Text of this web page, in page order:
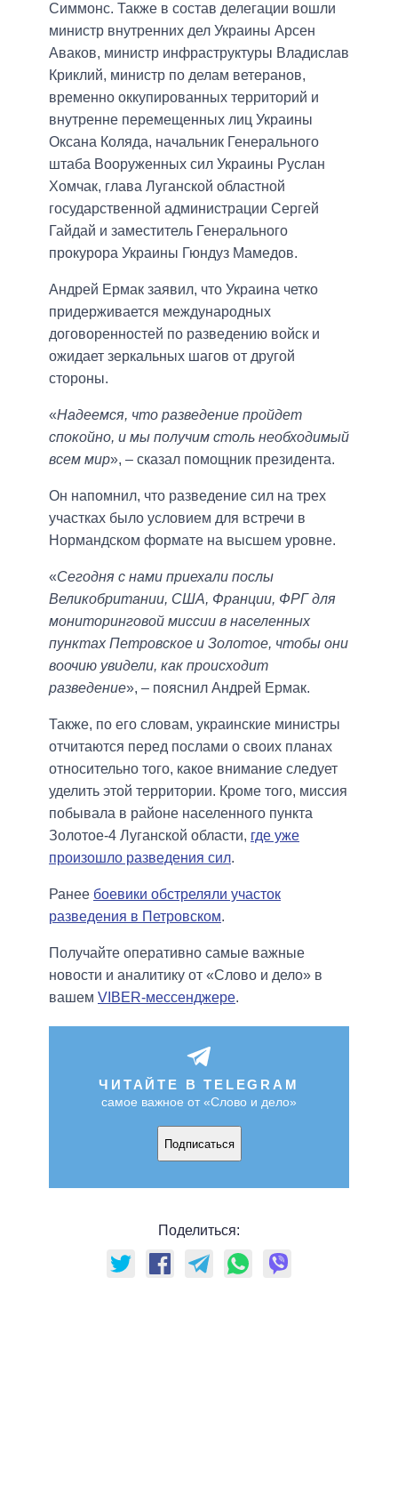
Симмонс. Также в состав делегации вошли
министр внутренних дел Украины Арсен
Аваков, министр инфраструктуры Владислав
Криклий, министр по делам ветеранов,
временно оккупированных территорий и
внутренне перемещенных лиц Украины
Оксана Коляда, начальник Генерального
штаба Вооруженных сил Украины Руслан
Хомчак, глава Луганской областной
государственной администрации Сергей
Гайдай и заместитель Генерального
прокурора Украины Гюндуз Мамедов.
Андрей Ермак заявил, что Украина четко
придерживается международных
договоренностей по разведению войск и
ожидает зеркальных шагов от другой
стороны.
«Надеемся, что разведение пройдет
спокойно, и мы получим столь необходимый
всем мир», – сказал помощник президента.
Он напомнил, что разведение сил на трех
участках было условием для встречи в
Нормандском формате на высшем уровне.
«Сегодня с нами приехали послы
Великобритании, США, Франции, ФРГ для
мониторинговой миссии в населенных
пунктах Петровское и Золотое, чтобы они
воочию увидели, как происходит
разведение», – пояснил Андрей Ермак.
Также, по его словам, украинские министры
отчитаются перед послами о своих планах
относительно того, какое внимание следует
уделить этой территории. Кроме того, миссия
побывала в районе населенного пункта
Золотое-4 Луганской области, где уже
произошло разведения сил.
Ранее боевики обстреляли участок
разведения в Петровском.
Получайте оперативно самые важные
новости и аналитику от «Слово и дело» в
вашем VIBER-мессенджере.
ЧИТАЙТЕ В TELEGRAM
самое важное от «Слово и дело»
Подписаться
Поделиться: